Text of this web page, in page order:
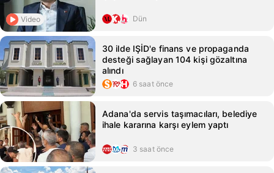
Video Dün
30 ilde IŞİD'e finans ve propaganda
desteği sağlayan 104 kişi gözaltına
alındı
6 saat önce
Adana'da servis taşımacıları, belediye
ihale kararına karşı eylem yaptı
3 saat önce